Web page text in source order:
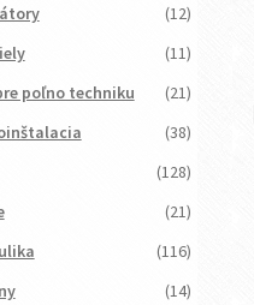
(12)
(11)
poľno techniku
(21)
(38)
(128)
(21)
(116)
(14)